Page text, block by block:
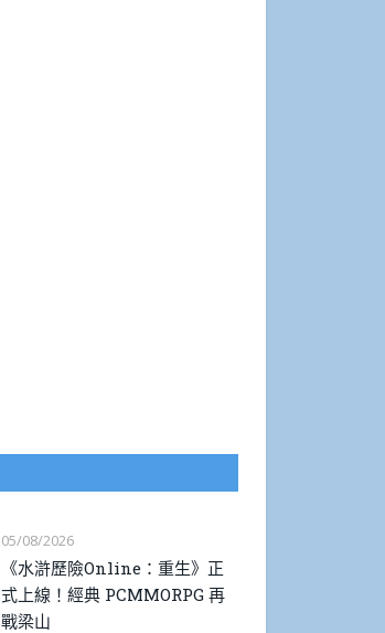
05/08/2026
《水滸歷險Online：重生》正
式上線！經典 PCMMORPG 再
戰梁山